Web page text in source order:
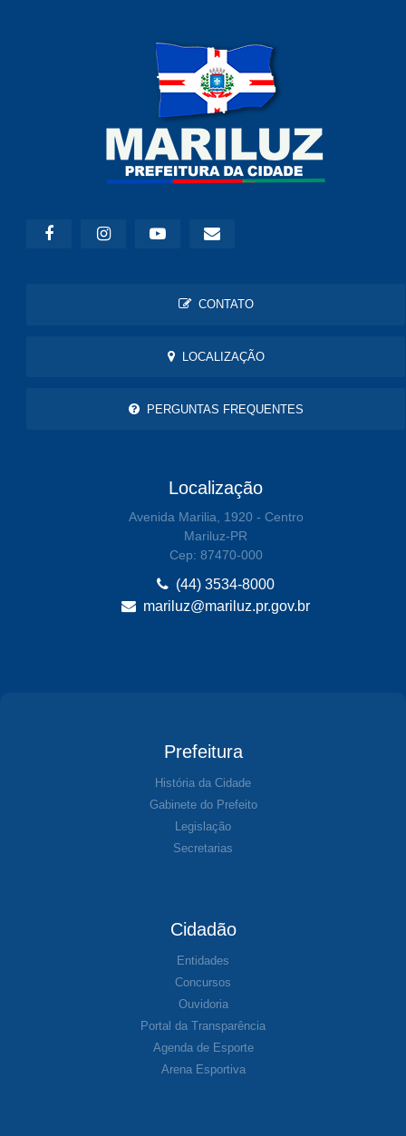
CONTATO
LOCALIZAÇÃO
PERGUNTAS FREQUENTES
Localização
Avenida Marilia, 1920 - Centro
Mariluz-PR
Cep: 87470-000
(44) 3534-8000
mariluz@mariluz.pr.gov.br
Prefeitura
História da Cidade
Gabinete do Prefeito
Legislação
Secretarias
Cidadão
Entidades
Concursos
Ouvidoria
Portal da Transparência
Agenda de Esporte
Arena Esportiva